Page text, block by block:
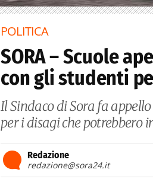
POLITICA
SORA – Scuole
con gli studenti
Il Sindaco di Sora fa
per i disagi che potrebbero
Redazione
redazione@sora24.it